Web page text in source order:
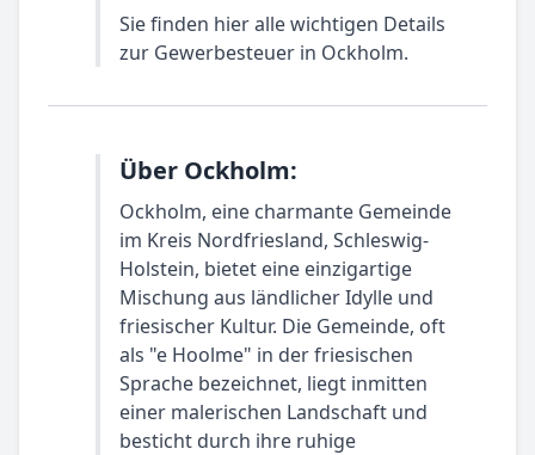
Sie finden hier alle wichtigen Details
zur Gewerbesteuer in Ockholm.
Über Ockholm:
Ockholm, eine charmante Gemeinde
im Kreis Nordfriesland, Schleswig-
Holstein, bietet eine einzigartige
Mischung aus ländlicher Idylle und
friesischer Kultur. Die Gemeinde, oft
als "e Hoolme" in der friesischen
Sprache bezeichnet, liegt inmitten
einer malerischen Landschaft und
besticht durch ihre ruhige